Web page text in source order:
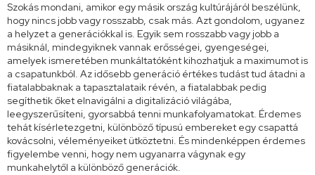
Szokás mondani, amikor egy másik ország kultúrájáról beszélünk,
hogy nincs jobb vagy rosszabb, csak más. Azt gondolom, ugyanez
a helyzet a generációkkal is. Egyik sem rosszabb vagy jobb a
másiknál, mindegyiknek vannak erősségei, gyengeségei,
amelyek ismeretében munkáltatóként kihozhatjuk a maximumot is
a csapatunkból. Az idősebb generáció értékes tudást tud átadni a
fiatalabbaknak a tapasztalataik révén, a fiatalabbak pedig
segíthetik őket elnavigálni a digitalizáció világába,
leegyszerűsíteni, gyorsabbá tenni munkafolyamatokat. Érdemes
tehát kísérletezgetni, különböző típusú embereket egy csapattá
kovácsolni, véleményeiket ütköztetni. És mindenképpen érdemes
figyelembe venni, hogy nem ugyanarra vágynak egy
munkahelytől a különböző generációk.